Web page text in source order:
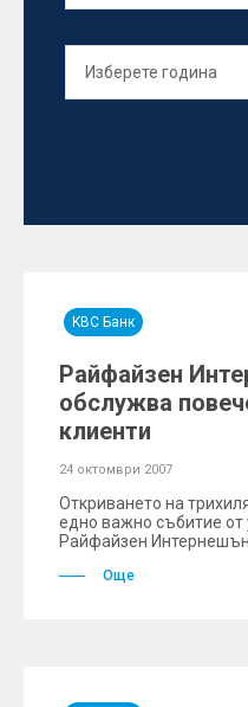
KBC Банк
Райфайзен
обслужва
клиенти
24 октомври 2007
Откриването на
едно важно събитие от
Райфайзен
Още